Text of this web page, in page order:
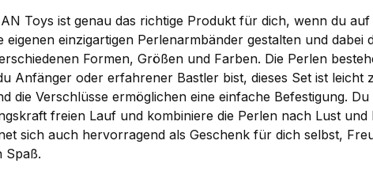
Toys ist genau das richtige Produkt für dich, wenn du
einzigartigen Perlenarmbänder gestalten und
Formen, Größen und Farben. Die Perlen
Anfänger oder erfahrener Bastler bist, dieses Set ist leicht
die Verschlüsse ermöglichen eine einfache Befestigung.
freien Lauf und kombiniere die Perlen nach Lust
sich auch hervorragend als Geschenk für dich selbst,
Spaß.